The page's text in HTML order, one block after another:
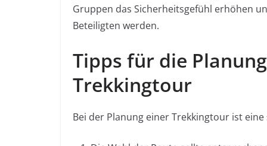
Gruppen das Sicherheitsgefühl erhöhen
Beteiligten werden.
Tipps für die
Trekkingtour
Bei der Planung einer Trekkingtour ist